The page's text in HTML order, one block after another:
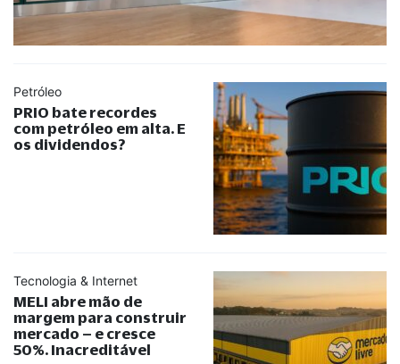
Petróleo
PRIO bate recordes
com petróleo em alta. E
os dividendos?
Tecnologia & Internet
MELI abre mão de
margem para construir
mercado – e cresce
50%. Inacreditável